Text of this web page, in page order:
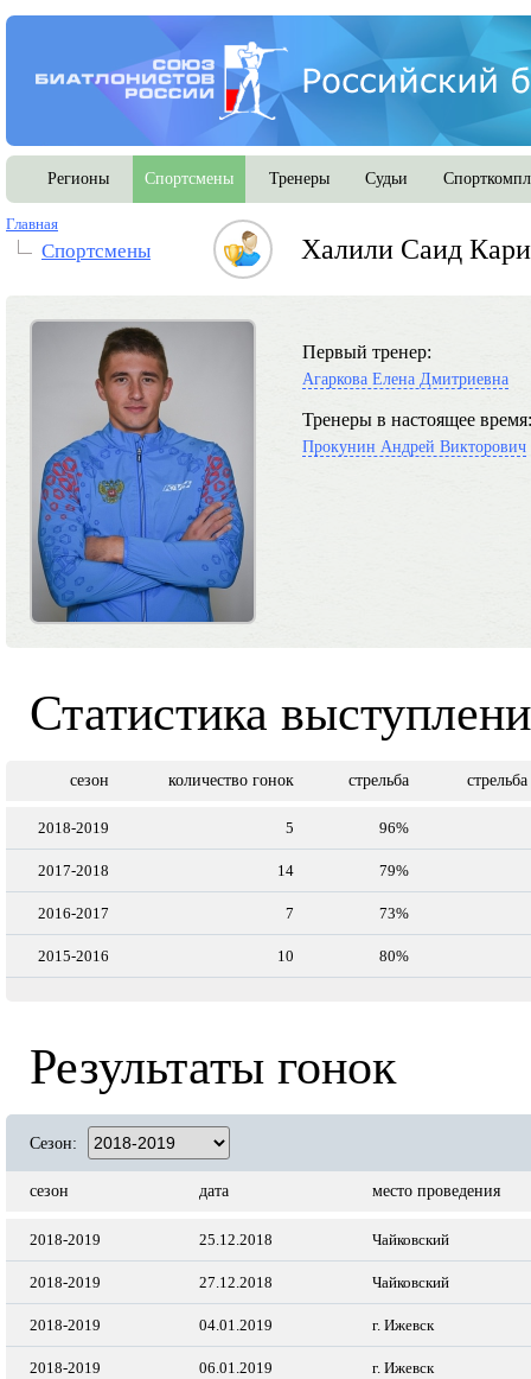
Регионы Спортсмены Тренеры Судьи
Главная
Спортсмены Халили Саид
Первый тренер:
Агаркова Елена Дмитриевна
Тренеры в настоящее время:
Прокунин Андрей Викторович
Статистика
сезон количество гонок стрельба
2018-2019 5 96%
2017-2018 14 79%
2016-2017 7 73%
2015-2016 10 80%
Результаты гонок
Сезон:
сезон дата место проведения
2018-2019 25.12.2018 Чайковский
2018-2019 27.12.2018 Чайковский
2018-2019 04.01.2019 г. Ижевск
2018-2019 06.01.2019 г. Ижевск